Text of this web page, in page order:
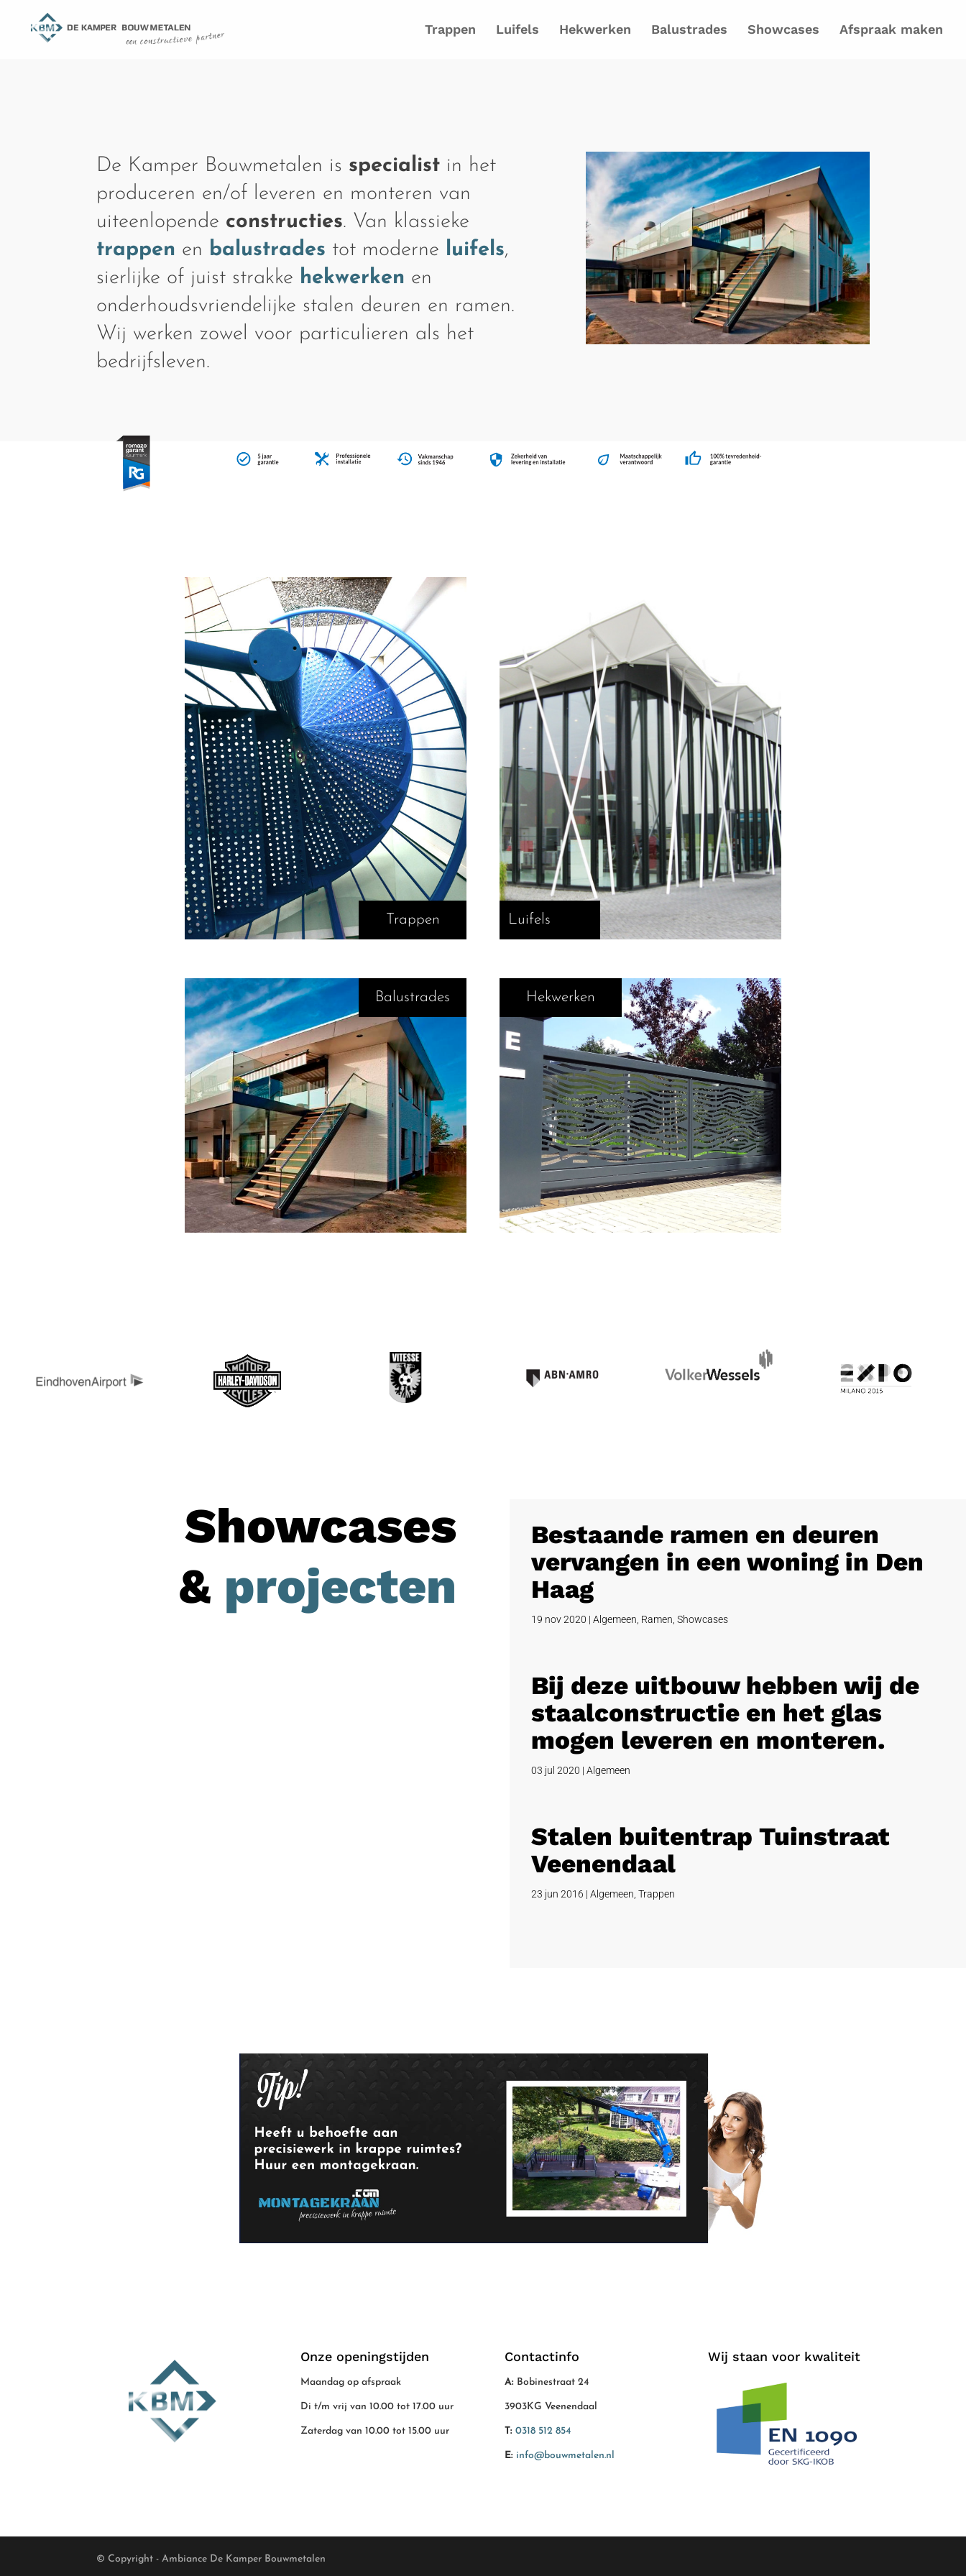
Trappen Luifels Hekwerken Balustrades Showcases Afspraak maken
De Kamper Bouwmetalen is specialist in het
produceren en/of leveren en monteren van
uiteenlopende constructies. Van klassieke
trappen en balustrades tot moderne luifels,
sierlijke of juist strakke hekwerken en
onderhoudsvriendelijke stalen deuren en ramen.
Wij werken zowel voor particulieren als het
bedrijfsleven.
Trappen Luifels
Balustrades Hekwerken
Showcases
& projecten
Bestaande ramen en deuren
vervangen in een woning in Den
Haag
19 nov 2020 | Algemeen Ramen Showcases
Bij deze uitbouw hebben wij de
staalconstructie en het glas
mogen leveren en monteren.
03 jul 2020 | Algemeen
Stalen buitentrap Tuinstraat
Veenendaal
23 jun 2016 | Algemeen Trappen
Onze openingstijden
Maandag op afspraak
Di t/m vrij van 10.00 tot 17.00 uur
Zaterdag van 10.00 tot 15.00 uur
Contactinfo
A: Bobinestraat 24
3903KG Veenendaal
T: 0318 512 854
E: info@bouwmetalen.nl
Wij staan voor kwaliteit
© Copyright - Ambiance De Kamper Bouwmetalen